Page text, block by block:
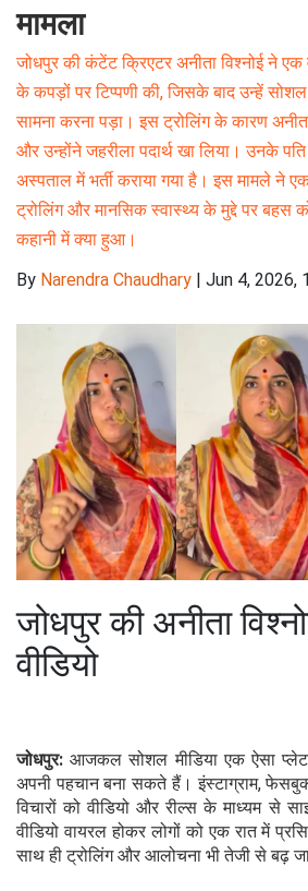
मामला
जोधपुर की कंटेंट क्रिएटर अनीता विश्नोई ने एक
के कपड़ों पर टिप्पणी की, जिसके बाद उन्हें सोशल
सामना करना पड़ा। इस ट्रोलिंग के कारण
और उन्होंने जहरीला पदार्थ खा लिया। उनके
अस्पताल में भर्ती कराया गया है। इस मामले ने
ट्रोलिंग और मानसिक स्वास्थ्य के मुद्दे पर बहस
कहानी में क्या हुआ।
By Narendra Chaudhary | Jun 4, 2026,
जोधपुर की अनीता
वीडियो
जोधपुर: आजकल सोशल मीडिया एक ऐसा
अपनी पहचान बना सकते हैं। इंस्टाग्राम,
विचारों को वीडियो और रील्स के माध्यम से
वीडियो वायरल होकर लोगों को एक रात में
साथ ही ट्रोलिंग और आलोचना भी तेजी से बढ़